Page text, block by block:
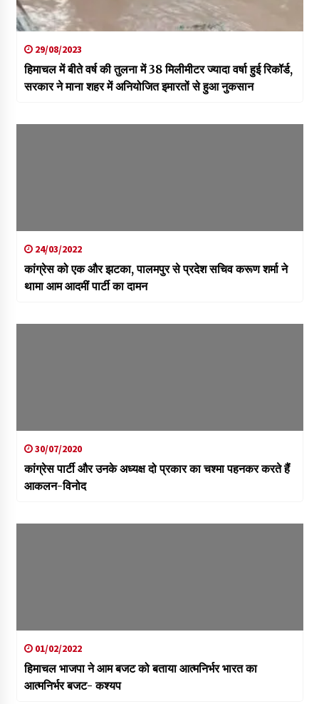
29/08/2023
हिमाचल में बीते वर्ष की तुलना में 38 मिलीमीटर ज्यादा वर्षा हुई रिकॉर्ड,
सरकार ने माना शहर में अनियोजित इमारतों से हुआ नुकसान
24/03/2022
कांग्रेस को एक और झटका, पालमपुर से प्रदेश सचिव करूण शर्मा ने
थामा आम आदमीं पार्टी का दामन
30/07/2020
कांग्रेस पार्टी और उनके अध्यक्ष दो प्रकार का चश्मा पहनकर करते हैं
आकलन-विनोद
01/02/2022
हिमाचल भाजपा ने आम बजट को बताया आत्मनिर्भर भारत का
आत्मनिर्भर बजट- कश्यप